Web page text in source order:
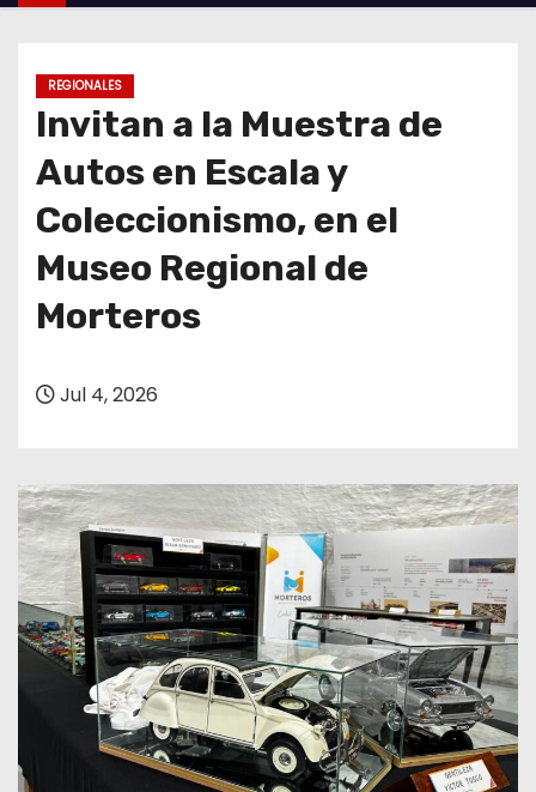
o
REGIONALES
Invitan a la Muestra de
Autos en Escala y
Coleccionismo, en el
Museo Regional de
Morteros
Jul 4, 2026